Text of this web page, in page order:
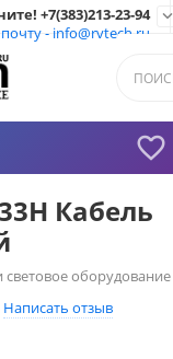
+7(383)213-23-94
- info@rvtech.ru


Кабель
световое оборудование
/
Написать отзыв